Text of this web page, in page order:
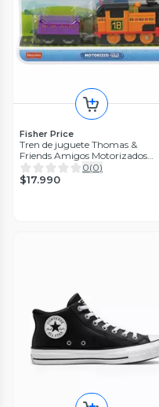
Fisher Price
Tren de juguete Thomas &
Friends Amigos Motorizados
Nia HFX92
0(0)
$17.990